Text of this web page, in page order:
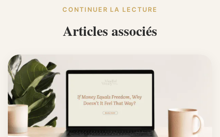
CONTINUER LA LECTURE
Articles associés